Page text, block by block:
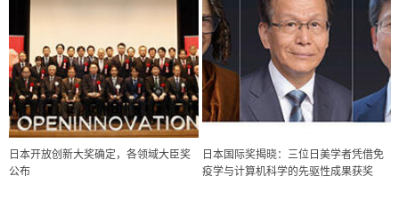
日本开放创新大奖确定，各领域大臣奖
公布
日本国际奖揭晓：三位日美学者凭借免
疫学与计算机科学的先驱性成果获奖
经济・社会
【AI法下篇】如何应对AI的不可控性——中央大学平野晋教授专访
科学研究
【JST事业成果】开发低成本与低功耗的新型AI处理器